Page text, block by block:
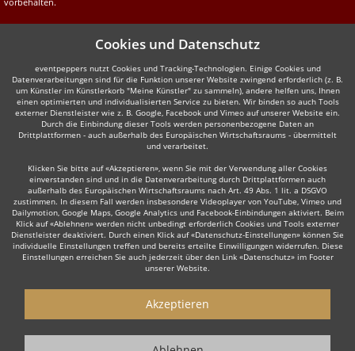
Cookies und Datenschutz
eventpeppers nutzt Cookies und Tracking-Technologien. Einige Cookies und
Datenverarbeitungen sind für die Funktion unserer Website zwingend erforderlich (z. B.
um Künstler im Künstlerkorb "Meine Künstler" zu sammeln), andere helfen uns, Ihnen
einen optimierten und individualisierten Service zu bieten. Wir binden so auch Tools
externer Dienstleister wie z. B. Google, Facebook und Vimeo auf unserer Website ein.
Durch die Einbindung dieser Tools werden personenbezogene Daten an
Drittplattformen - auch außerhalb des Europäischen Wirtschaftsraums - übermittelt
und verarbeitet.
Klicken Sie bitte auf «Akzeptieren», wenn Sie mit der Verwendung aller Cookies
einverstanden sind und in die Datenverarbeitung durch Drittplattformen auch
außerhalb des Europäischen Wirtschaftsraums nach Art. 49 Abs. 1 lit. a DSGVO
zustimmen. In diesem Fall werden insbesondere Videoplayer von YouTube, Vimeo und
Dailymotion, Google Maps, Google Analytics und Facebook-Einbindungen aktiviert. Beim
Klick auf «Ablehnen» werden nicht unbedingt erforderlich Cookies und Tools externer
Dienstleister deaktiviert. Durch einen Klick auf «Datenschutz-Einstellungen» können Sie
individuelle Einstellungen treffen und bereits erteilte Einwilligungen widerrufen. Diese
Einstellungen erreichen Sie auch jederzeit über den Link «Datenschutz» im Footer
unserer Website.
Akzeptieren